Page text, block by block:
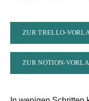
ZUR TRELLO-
ZUR NOTION-